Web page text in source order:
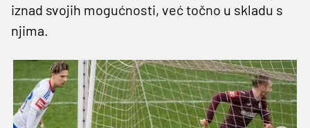
iznad svojih mogućnosti, već točno u skladu s
njima.